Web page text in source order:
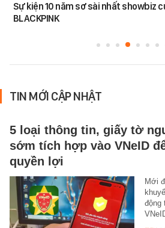
Sự kiện 10 năm sơ sài nhất showbiz
BLACKPINK
TIN MỚI CẬP NHẬT
5 loại thông tin, giấy tờ
sớm tích hợp vào VNeID
quyền lợi
Mới
động